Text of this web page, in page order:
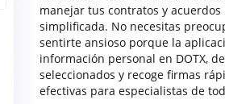
manejar tus contratos y
simplificada. No necesitas
sentirte ansioso porque la
información personal en DOTX,
seleccionados y recoge firmas
efectivas para especialistas de